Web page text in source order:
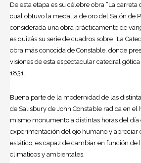
De esta etapa es su célebre obra “La carreta
cual obtuvo la medalla de oro del Salón de
considerada una obra prácticamente de
es quizás su serie de cuadros sobre “La
obra más conocida de Constable, donde
visiones de esta espectacular catedral
1831.
Buena parte de la modernidad de las
de Salisbury de John Constable radica en el
mismo monumento a distintas horas del día
experimentación del ojo humano y apreciar
estático, es capaz de cambiar en función de
climáticos y ambientales.